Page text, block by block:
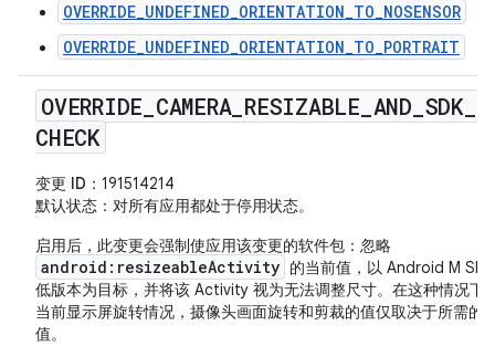
OVERRIDE_UNDEFINED_ORIENTATION_TO_NOSENSOR
OVERRIDE_UNDEFINED_ORIENTATION_TO_PORTRAIT
OVERRIDE CAMERA_ RESIZABLE AND SDK
CHECK
变更 ID ：191514214
默认状态 ：对所有应用都处于停用状态。
启用后，此变更会强制使应用该变更的软件包：忽略
android:resizeableActivity 的当前值，以 Android M
低版本为目标，并将该 Activity 视为无法调整尺寸。在这种情况下
当前显示屏旋转情况，摄像头画面旋转和剪裁的值仅取决于所需的
值。